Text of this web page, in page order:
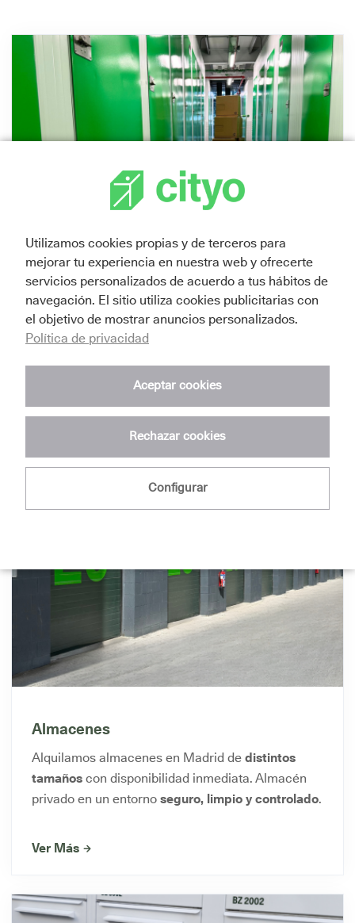
Utilizamos cookies propias y de terceros para
mejorar tu experiencia en nuestra web y ofrecerte
servicios personalizados de acuerdo a tus hábitos de
navegación. El sitio utiliza cookies publicitarias con
el objetivo de mostrar anuncios personalizados.
Política de privacidad
Aceptar cookies
Rechazar cookies
Configurar
Trasteros
Disponemos de trasteros demúltiples tamaños
conacceso 24 horas
distintas ubicaciones enMadrid.
Ver Más
Almacenes
Alquilamos almacenes en Madrid de distintos
tamaños con disponibilidad inmediata. Almacén
privado en un entorno seguro, limpio y controlado.
Ver Más